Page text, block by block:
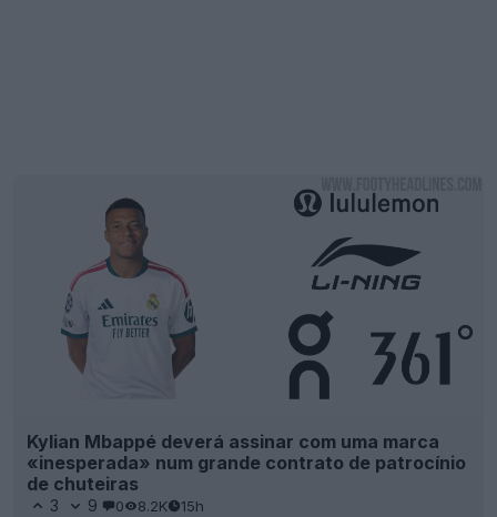
Kylian Mbappé deverá assinar com uma marca
«inesperada» num grande contrato de patrocínio
de chuteiras
3 9 0 8.2K 15h